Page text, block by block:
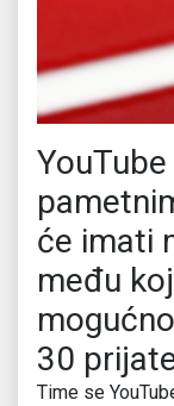
će imati
među
30
Time se